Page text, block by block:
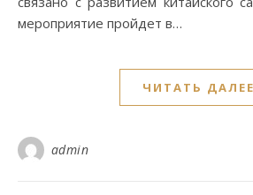
мероприятие пройдет в…
ЧИТАТЬ ДАЛЕЕ
admin